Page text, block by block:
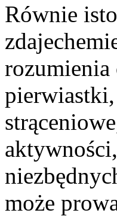
Równie
rozumienia
może